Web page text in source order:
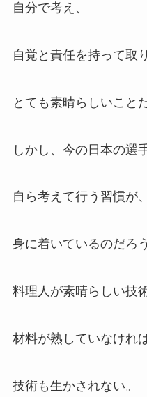
自分で考え、
自覚と責任を持って取
とても素晴らしいこと
しかし、今の日本の選
自ら考えて行う習慣が、
身に着いているのだろ
料理人が素晴らしい技
材料が熟していなければ
技術も生かされない。